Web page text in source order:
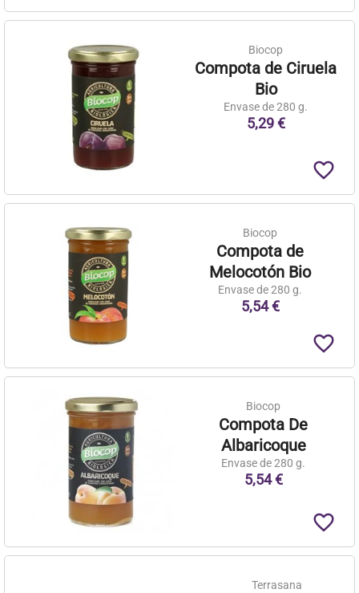
Biocop
Compota de Ciruela
Bio
Envase de 280 g.
5,29 €
favorite_border
Biocop
Compota de
Melocotón Bio
Envase de 280 g.
5,54 €
favorite_border
Biocop
Compota De
Albaricoque
Envase de 280 g.
5,54 €
favorite_border
Terrasana